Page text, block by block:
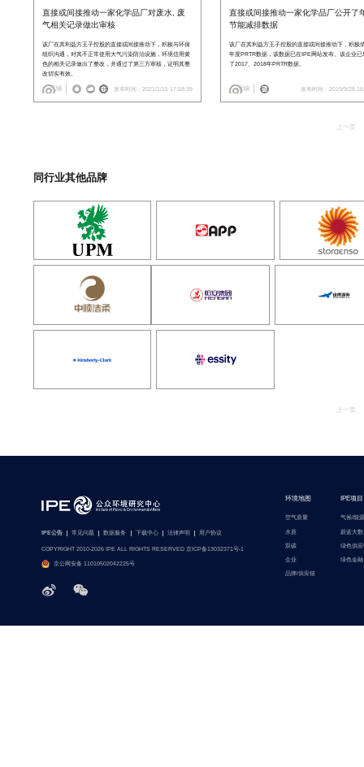
直接或间接推动一家化学品厂对废水, 废
气相关记录做出审核
该厂在其利益方王子控股的直接或间接推动下，积极与环保
组织沟通，对其不正常使用大气污染防治设施，环境信用黄
色的相关记录做出了整改，并通过了第三方审核，证明其整
改切实有效。
无锡 发布时间：2021/1/15 17:58:39
直接或间接推动一家化学品厂公开了
节能减排数据
该厂在其利益方王子控股的直接或间接推动下，积极
年度PRTR数据，该数据已在IPE网站发布。该企业已
了2017、2018年PRTR数据。
无锡 发布时间：2019/9/28
上一页
同行业其他品牌
上一页
IPE公告 常见问题 数据服务 下载中心 法律声明 用户协议
COPYRIGHT 2010-2026 IPE ALL RIGHTS RESERVED 京ICP备13032371号-1
京公网安备 11010502042225号
环境地图
空气质量
水质
双碳
企业
品牌/供应链
IPE项目
气候/能源
蔚蓝大数
绿色供应
绿色金融